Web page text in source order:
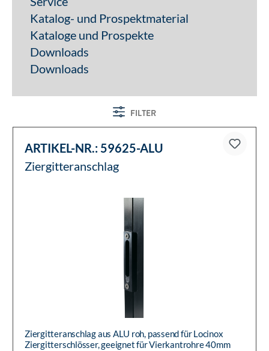
Katalog- und Prospektmaterial
Kataloge und Prospekte
Downloads
Downloads
FILTER
ARTIKEL-NR.: 59625-ALU
Ziergitteranschlag
Ziergitteranschlag aus ALU roh, passend für Locinox
Ziergitterschlösser, geeignet für Vierkantrohre 40mm